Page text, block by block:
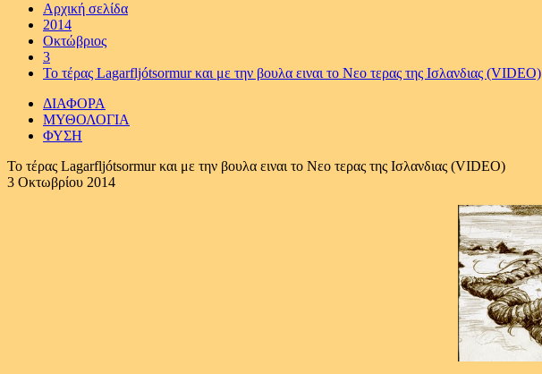
Αρχική σελίδα
2014
Οκτώβριος
3
Το τέρας Lagarfljótsormur και με την βουλα ειναι το Νεο τερας της Ισλανδιας (VIDEO)
ΔΙΑΦΟΡΑ
ΜΥΘΟΛΟΓΙΑ
ΦΥΣΗ
Το τέρας Lagarfljótsormur και με την βουλα ειναι το Νεο τερας της Ισλανδιας (VIDEO)
3 Οκτωβρίου 2014